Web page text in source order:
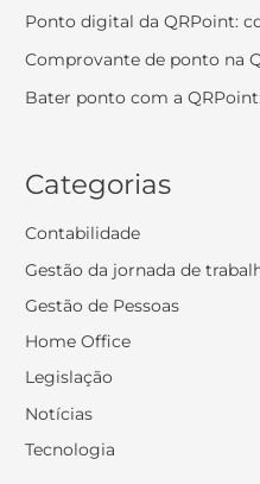
Ponto digital da QRPoint:
Comprovante de ponto na
Bater ponto com a
Categorias
Contabilidade
Gestão da jornada de
Gestão de Pessoas
Home Office
Legislação
Notícias
Tecnologia